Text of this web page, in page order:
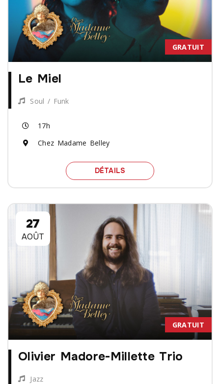
GRATUIT
Le Miel
Soul / Funk
17h
Chez Madame Belley
DÉTAILS SPECTACLE LE MIEL
27
AOÛT
GRATUIT
Olivier Madore-Millette Trio
Jazz